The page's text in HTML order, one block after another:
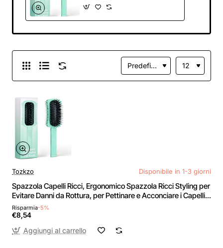
Danni da Rottura, per
Pettinare e
Tozkzo Disponibile in 1-3 giorni
Spazzola Capelli Ricci, Ergonomico Spazzola Ricci Styling per
Evitare Danni da Rottura, per Pettinare e Acconciare i Capelli
Bagnati e Asciutti - Verde
Risparmia-5%
€8,54
Aggiungi al carrello